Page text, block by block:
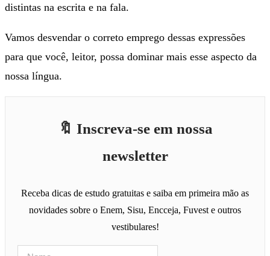
distintas na escrita e na fala.
Vamos desvendar o correto emprego dessas expressões
para que você, leitor, possa dominar mais esse aspecto da
nossa língua.
🔖 Inscreva-se em nossa
newsletter
Receba dicas de estudo gratuitas e saiba em primeira mão as
novidades sobre o Enem, Sisu, Encceja, Fuvest e outros
vestibulares!